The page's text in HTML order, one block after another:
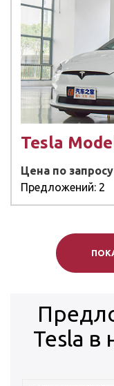
Tesla
Цена по запросу
Предложений: 2
Tesla в